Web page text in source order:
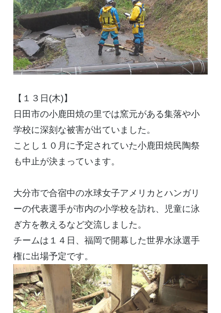
【１３日(木)】
日田市の小鹿田焼の里では窯元がある集落や小
学校に深刻な被害が出ていました。
ことし１０月に予定されていた小鹿田焼民陶祭
も中止が決まっています。
大分市で合宿中の水球女子アメリカとハンガリ
ーの代表選手が市内の小学校を訪れ、児童に泳
ぎ方を教えるなど交流しました。
チームは１４日、福岡で開幕した世界水泳選手
権に出場予定です。